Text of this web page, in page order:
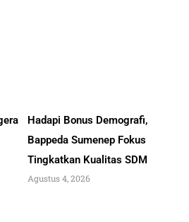
Hadapi Bonus Demografi,
Bappeda Sumenep Fokus
Tingkatkan Kualitas SDM
Agustus 4, 2026